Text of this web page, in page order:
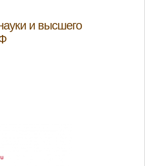
и высшего